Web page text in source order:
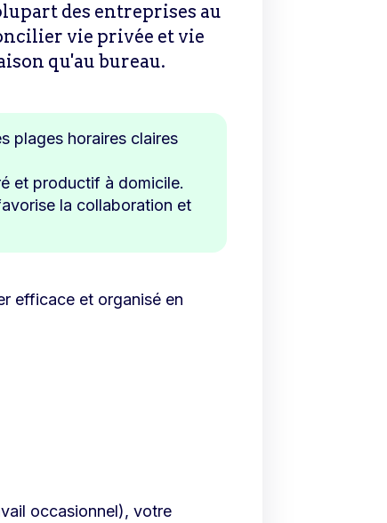
des entreprises au
vie privée et vie
qu'au bureau.
plages horaires claires
et productif à domicile.
la collaboration et
efficace et organisé en
occasionnel), votre